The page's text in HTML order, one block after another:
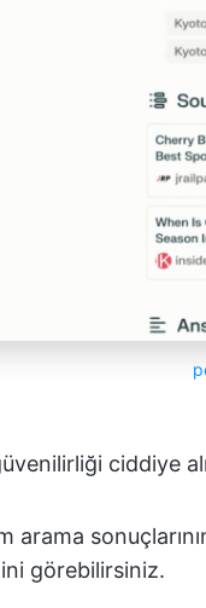
ciddiye
arama
görebilirsiniz.